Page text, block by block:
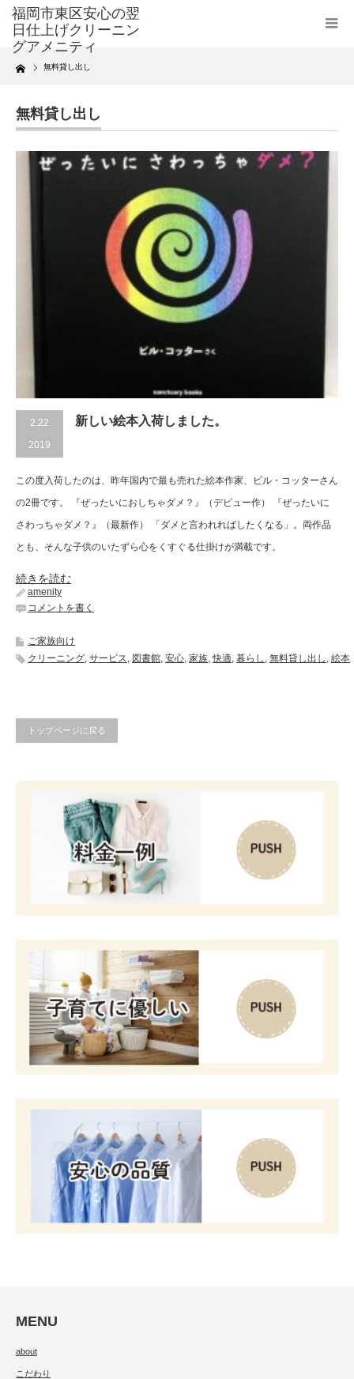
Home 無料貸し出し
無料貸し出し
2.22
2019
新しい絵本入荷しました。
この度入荷したのは、昨年国内で最も売れた絵本作家、ビル・コッターさん
の2冊です。 『ぜったいにおしちゃダメ？』（デビュー作） 『ぜったいに
さわっちゃダメ？』（最新作） 「ダメと言われればしたくなる」。両作品
とも、そんな子供のいたずら心をくすぐる仕掛けが満載です。
続きを読む
amenity
コメントを書く
ご家族向け
クリーニング サービス 図書館 安心 家族 ,快適 暮らし 無料貸し出し 絵本
トップページに戻る
MENU
about
こだわり